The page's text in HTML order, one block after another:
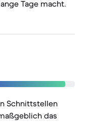
Tage macht.
Schnittstellen
das